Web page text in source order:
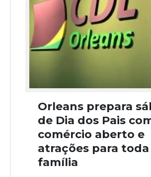
Orleans prepara
de Dia dos Pais
comércio aberto e
atrações para toda
família